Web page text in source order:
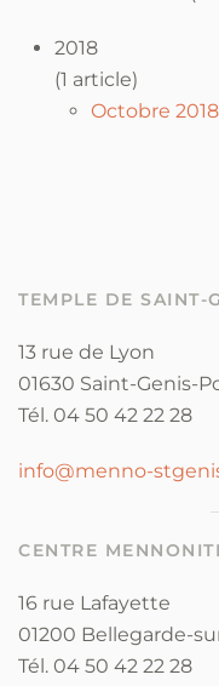
2018
(1 article)
Octobre 2018
TEMPLE DE SAINT-
13 rue de Lyon
01630 Saint-Genis-
Tél. 04 50 42 22 28
info@menno-
CENTRE
16 rue Lafayette
01200 Bellegarde-
Tél. 04 50 42 22 28